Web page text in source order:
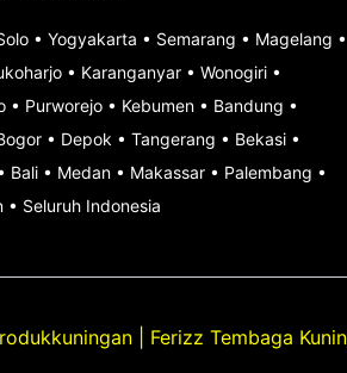
• Yogyakarta • Semarang • Magelang •
• Karanganyar• Wonogiri•
• Purworejo• Kebumen• Bandung •
• Depok • Tangerang • Bekasi•
Bali• Medan• Makassar• Palembang •
• Seluruh Indonesia
| Ferizz Tembaga